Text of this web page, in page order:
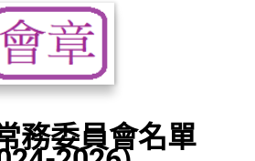
務委員會名單